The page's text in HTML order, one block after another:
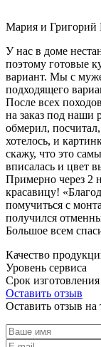
Мария и Григорий
У нас в доме
поэтому готовые
вариант. Мы с
подходящего
После всех
на заказ под наши
обмерил,
хотелось, и
скажу, что это
вписалась и цвет
Примерно через 2
красавицу!
помучиться с
получился
Большое всем
Качество
Уровень сервиса
Срок изготовления
Оставить отзыв
Оставить отзыв на